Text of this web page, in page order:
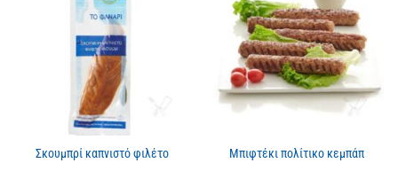
Σκουμπρί καπνιστό φιλέτο Μπιφτέκι πολίτικο κεμπάπ